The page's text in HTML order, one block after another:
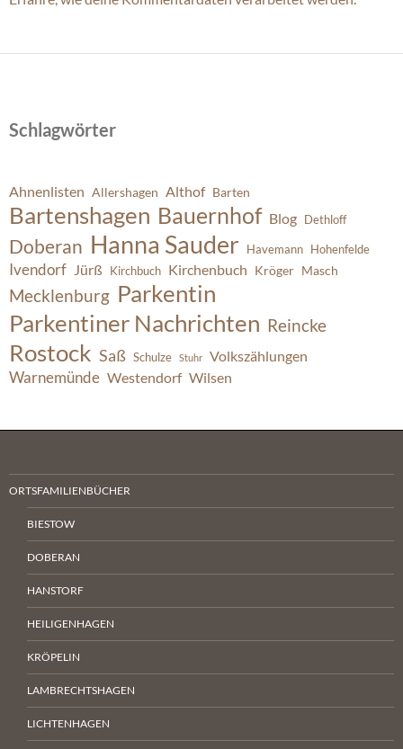
Schlagwörter
Ahnenlisten Allershagen Althof Barten
Bartenshagen Bauernhof Blog Dethloff
Doberan Hanna Sauder Havemann Hohenfelde
Ivendorf Jürß Kirchbuch Kirchenbuch Kröger Masch
Mecklenburg Parkentin
Parkentiner Nachrichten Reincke
Rostock Saß Schulze Stuhr Volkszählungen
Warnemünde Westendorf Wilsen
ORTSFAMILIENBÜCHER
BIESTOW
DOBERAN
HANSTORF
HEILIGENHAGEN
KRÖPELIN
LAMBRECHTSHAGEN
LICHTENHAGEN